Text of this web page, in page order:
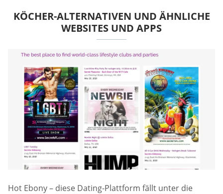
KÖCHER-ALTERNATIVEN UND ÄHNLICHE
WEBSITES UND APPS
Hot Ebony – diese Dating-Plattform fällt unter die